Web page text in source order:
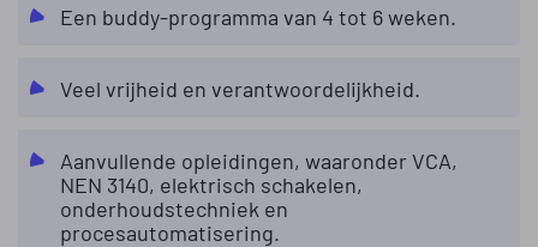
Een buddy-programma van 4 tot 6 weken.
Veel vrijheid en verantwoordelijkheid.
Aanvullende opleidingen, waaronder VCA,
NEN 3140, elektrisch schakelen,
onderhoudstechniek en
procesautomatisering.